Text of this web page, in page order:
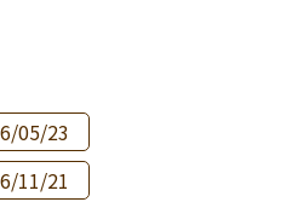
05/23
11/21